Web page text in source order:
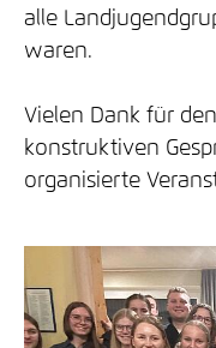
alle
waren.
Vielen Dank für
konstruktiven
organisierte